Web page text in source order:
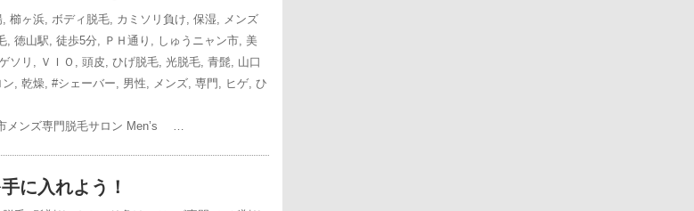
, 櫛ヶ浜, ボディ脱毛, カミソリ負け, 保湿, メンズ
, 徳山駅, 徒歩5分, ＰＨ通り , しゅうニャン市, 美
ソリ , ＶＩＯ , 頭皮, ひげ脱毛, 光脱毛, 青髭, 山口
ン, 乾燥, #シェーバー, 男性, メンズ, 専門 , ヒゲ, ひ
メンズ専門脱毛サロン Men’s …
に入れよう！